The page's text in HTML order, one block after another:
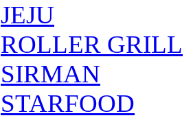
JEJU
ROLLER GRILL
SIRMAN
STARFOOD